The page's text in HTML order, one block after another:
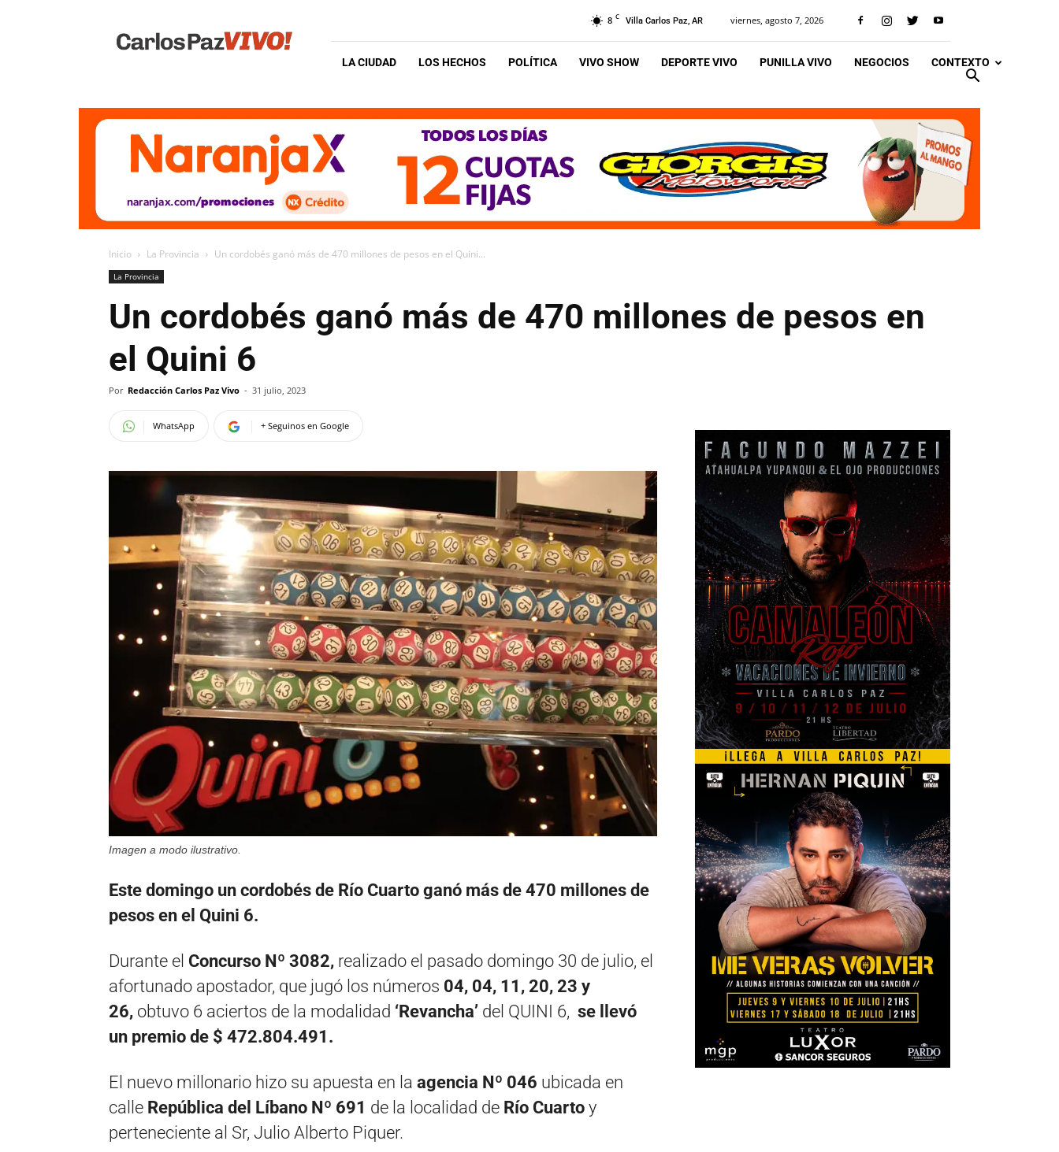
Vivo
8 C Villa Carlos Paz, AR viernes, agosto 7, 2026
LA CIUDAD LOS HECHOS POLÍTICA VIVO SHOW DEPORTE VIVO PUNILLA VIVO NEGOCIOS CONTEXTO
Inicio La Provincia Un cordobés ganó más de 470 millones de pesos en el Quini...
La Provincia
Un cordobés ganó más de 470 millones de pesos en
el Quini 6
Por Redacción Carlos Paz Vivo - 31 julio, 2023
WhatsApp + Seguinos en Google
Imagen a modo ilustrativo.
Este domingo un cordobés de Río Cuarto ganó más de 470 millones de
pesos en el Quini 6.
Durante el Concurso Nº 3082, realizado el pasado domingo 30 de julio, el
afortunado apostador, que jugó los números 04, 04, 11, 20, 23 y
26, obtuvo 6 aciertos de la modalidad ‘Revancha’ del QUINI 6, se llevó
un premio de $ 472.804.491.
El nuevo millonario hizo su apuesta en la agencia Nº 046 ubicada en
calle República del Líbano Nº 691 de la localidad de Río Cuarto y
perteneciente al Sr, Julio Alberto Piquer.